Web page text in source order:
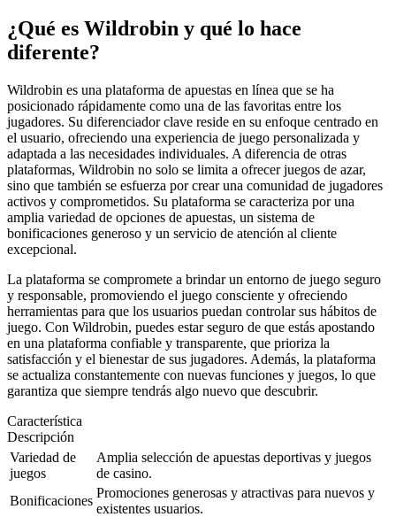
¿Qué es Wildrobin y qué lo hace
diferente?
Wildrobin es una plataforma de apuestas en línea que se ha
posicionado rápidamente como una de las favoritas entre los
jugadores. Su diferenciador clave reside en su enfoque centrado en
el usuario, ofreciendo una experiencia de juego personalizada y
adaptada a las necesidades individuales. A diferencia de otras
plataformas, Wildrobin no solo se limita a ofrecer juegos de azar,
sino que también se esfuerza por crear una comunidad de jugadores
activos y comprometidos. Su plataforma se caracteriza por una
amplia variedad de opciones de apuestas, un sistema de
bonificaciones generoso y un servicio de atención al cliente
excepcional.
La plataforma se compromete a brindar un entorno de juego seguro
y responsable, promoviendo el juego consciente y ofreciendo
herramientas para que los usuarios puedan controlar sus hábitos de
juego. Con Wildrobin, puedes estar seguro de que estás apostando
en una plataforma confiable y transparente, que prioriza la
satisfacción y el bienestar de sus jugadores. Además, la plataforma
se actualiza constantemente con nuevas funciones y juegos, lo que
garantiza que siempre tendrás algo nuevo que descubrir.
Característica
Descripción
Variedad de
juegos
Amplia selección de apuestas deportivas y juegos
de casino.
Bonificaciones
Promociones generosas y atractivas para nuevos y
existentes usuarios.